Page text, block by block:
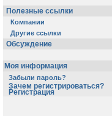
Полезные ссылки
Компании
Другие ссылки
Обсуждение
Моя информация
Забыли пароль?
Зачем регистрироваться?
Регистрация